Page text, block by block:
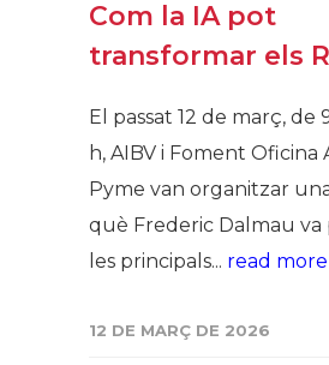
Com la IA pot
transformar els
El passat 12 de març, de
h, AIBV i Foment Oficina
Pyme van organitzar
què Frederic Dalmau va
les principals... read
12 DE MARÇ DE 2026